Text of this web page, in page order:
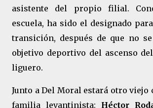
asistente del propio filial.
escuela, ha sido el designado
transición, después de que no
objetivo deportivo del ascenso
liguero.
Junto a Del Moral estará otro viejo
familia levantinista: Héctor